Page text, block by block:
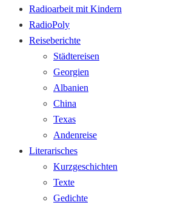
Radioarbeit mit Kindern
RadioPoly
Reiseberichte
Städtereisen
Georgien
Albanien
China
Texas
Andenreise
Literarisches
Kurzgeschichten
Texte
Gedichte